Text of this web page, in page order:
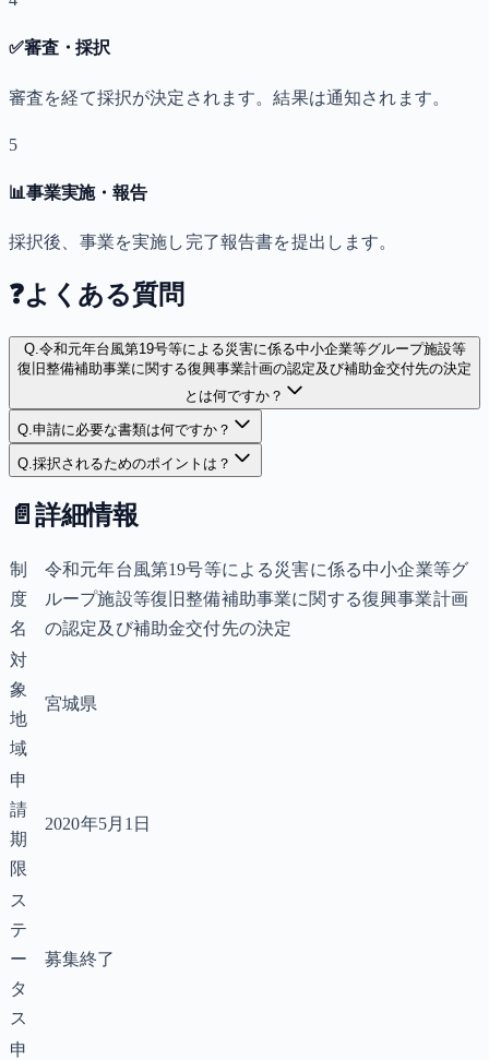
✅審査・採択
審査を経て採択が決定されます。結果は通知されます。
5
📊事業実施・報告
採択後、事業を実施し完了報告書を提出します。
❓よくある質問
Q.令和元年台風第19号等による災害に係る中小企業等グループ施設等
復旧整備補助事業に関する復興事業計画の認定及び補助金交付先の決定
とは何ですか？
Q.申請に必要な書類は何ですか？
Q.採択されるためのポイントは？
📄 詳細情報
制
度
名
令和元年台風第19号等による災害に係る中小企業等グ
ループ施設等復旧整備補助事業に関する復興事業計画
の認定及び補助金交付先の決定
対
象
地
域
宮城県
申
請
期
限
2020年5月1日
ス
テ
ー
タ
ス
募集終了
申